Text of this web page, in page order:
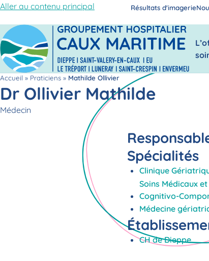
Aller au contenu principal Résultats d'imagerie
Accueil » Praticiens » Mathilde Ollivier
Dr Ollivier Mathilde
Fonction
Médecin
Spécialités
Clinique
Soins Médicaux
Cognitivo-
Médecine
CH de Dieppe